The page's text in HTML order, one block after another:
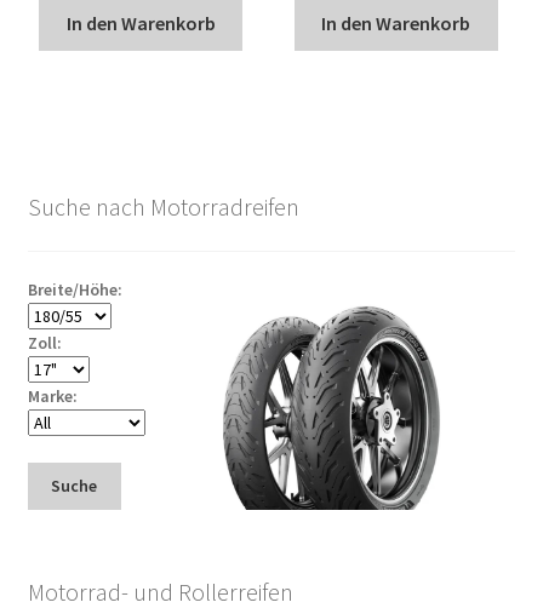
In den Warenkorb In den Warenkorb
Suche nach Motorradreifen
Breite/Höhe:
Zoll:
Marke:
Suche
Motorrad- und Rollerreifen